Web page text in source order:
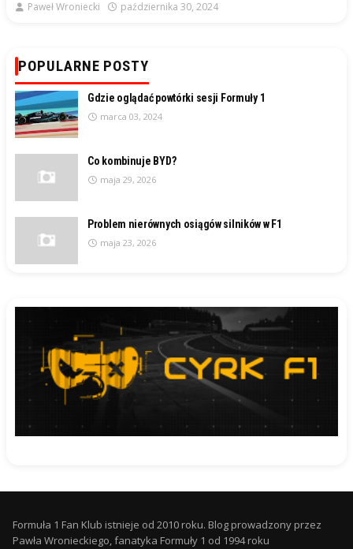
Paweł Wroniecki października 30, 2024
POPULARNE POSTY
Gdzie oglądać powtórki sesji Formuły 1
marca 03, 2024
Co kombinuje BYD?
maja 29, 2026
Problem nierównych osiągów silników w F1
maja 23, 2026
Formuła 1 Fan Klub istnieje od 2010 roku. Blog prowadzony przez
Pawła Wronieckiego, fanatyka Formuły 1 od 1994 roku